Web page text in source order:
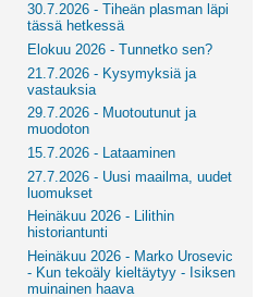
30.7.2026 - Tiheän plasman läpi
tässä hetkessä
Elokuu 2026 - Tunnetko sen?
21.7.2026 - Kysymyksiä ja
vastauksia
29.7.2026 - Muotoutunut ja
muodoton
15.7.2026 - Lataaminen
27.7.2026 - Uusi maailma, uudet
luomukset
Heinäkuu 2026 - Lilithin
historiantunti
Heinäkuu 2026 - Marko Urosevic
- Kun tekoäly kieltäytyy - Isiksen
muinainen haava